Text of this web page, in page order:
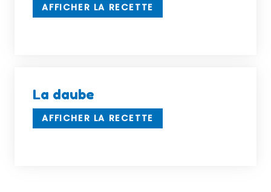
AFFICHER LA RECETTE
La daube
AFFICHER LA RECETTE